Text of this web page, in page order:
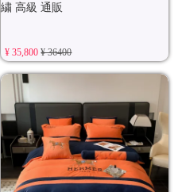
繍 高級 通販
¥ 35,800¥ 36400